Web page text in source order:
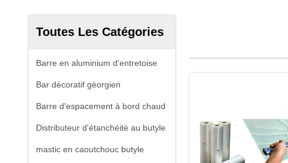
Toutes Les Catégories
Barre en aluminium d'entretoise
Bar décoratif géorgien
Barre d'espacement à bord chaud
Distributeur d'étanchéité au butyle
mastic en caoutchouc butyle